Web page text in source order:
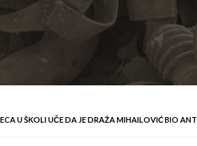
U ŠKOLI UČE DA JE DRAŽA MIHAILOVIĆ BIO